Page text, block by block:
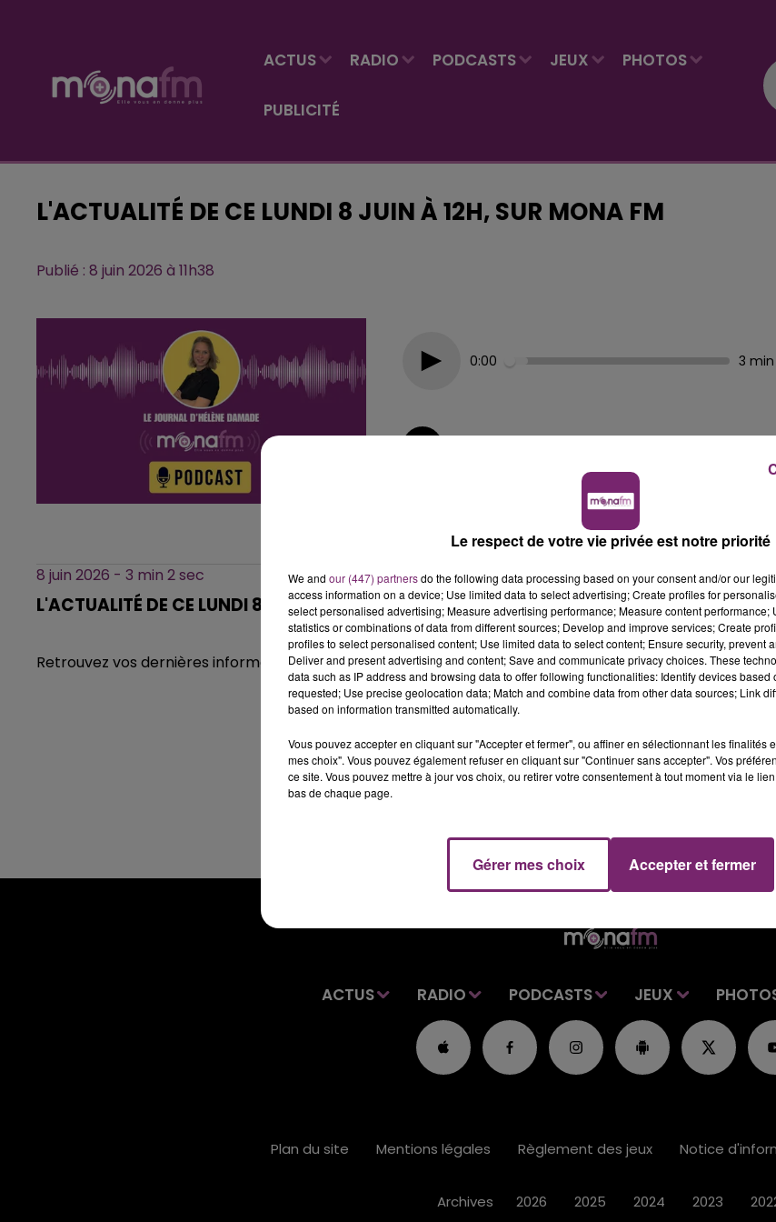
ACTUS RADIO PODCASTS JEUX PHOTOS
PUBLICITÉ
L'ACTUALITÉ DE CE LUNDI 8 JUIN À 12H, SUR MONA FM
Publié : 8 juin 2026 à 11h38
0:00 3
L'actualité de ce lundi 8 juin à 12h, sur Mona FM
8 juin 2026 - 3 min 2 sec
L'ACTUALITÉ DE CE LUNDI 8 JUIN À 12H, SUR MONA FM
Retrouvez vos dernières informations régionales dans le journal de 12h, sur Mona FM.
ACTUS RADIO PODCASTS JEUX
Plan du site Mentions légales Règlement des jeux Notice
Archives 2026 2025 2024 2023
Le respect de votre vie privée est notre priorité
We and our (447) partnersdo the following data processing based on your consent and/or our
access information on a device; Use limited data to select advertising; Create profiles for
select personalised advertising; Measure advertising performance; Measure content performance;
statistics or combinations of data from different sources; Develop and improve services; Create
profiles to select personalised content; Use limited data to select content; Ensure security, prevent
Deliver and present advertising and content; Save and communicate privacy choices. These
data such as IP address and browsing data to offer following functionalities: Identify devices based
requested; Use precise geolocation data; Match and combine data from other data sources; Link
based on information transmitted automatically.
Vous pouvez accepter en cliquant sur "Accepter et fermer", ou affiner en sélectionnant les finalités
mes choix". Vous pouvez également refuser en cliquant sur "Continuer sans accepter". Vos
ce site. Vous pouvez mettre à jour vos choix, ou retirer votre consentement à tout moment via le
bas de chaque page.
Gérer mes choix Accepter et fermer